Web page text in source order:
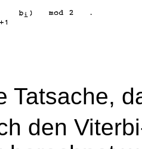
Tatsache,
den